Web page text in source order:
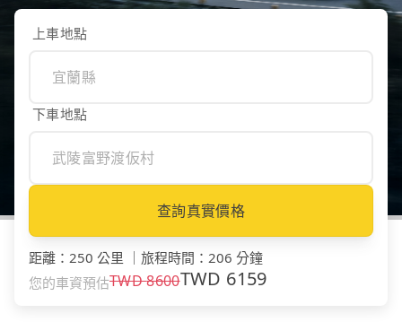
上車地點
下車地點
查詢真實價格
距離 ： 250 公里 旅程時間 ： 206 分鐘
您的車資預估TWD8600TWD 6159